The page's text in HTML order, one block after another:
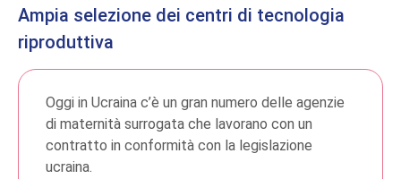
Ampia selezione dei centri di tecnologia
riproduttiva
Oggi in Ucraina c’è un gran numero delle agenzie
di maternità surrogata che lavorano con un
contratto in conformità con la legislazione
ucraina.